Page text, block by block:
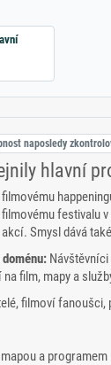
naposledy
hlavní
festivalu
Smysl dává
film, mapy a
filmoví fanoušci,
a programem